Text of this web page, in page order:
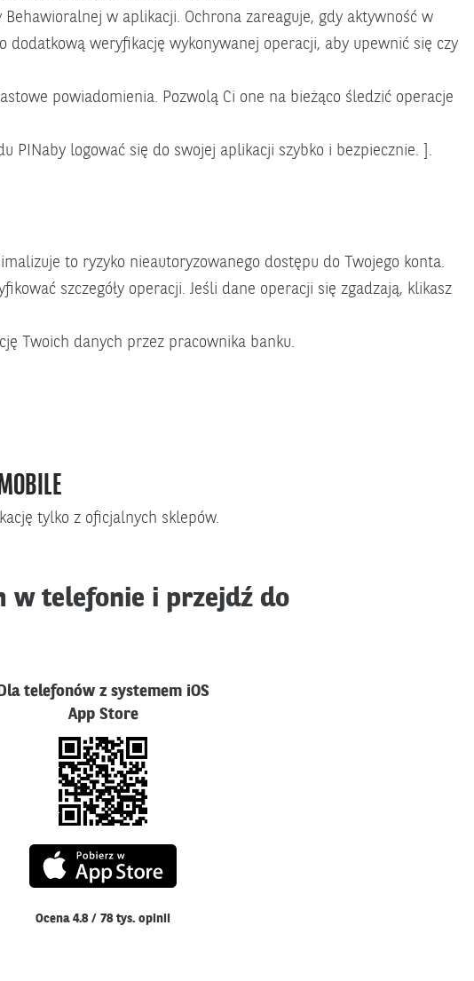
w aplikacji. Ochrona zareaguje, gdy aktywność w
dodatkową weryfikację wykonywanej operacji, aby upewnić się czy
powiadomienia. Pozwolą Ci one na bieżąco śledzić operacje
PINaby logować się do swojej aplikacji szybko i bezpiecznie. ].
to ryzyko nieautoryzowanego dostępu do Twojego konta.
szczegóły operacji. Jeśli dane operacji się zgadzają, klikasz
Twoich danych przez pracownika banku.
tylko z oficjalnych sklepów.
w telefonie i przejdź do
Dla telefonów z systemem iOS
App Store
Otwiera
w
Ocena 4.8 / 78 tys. opinii